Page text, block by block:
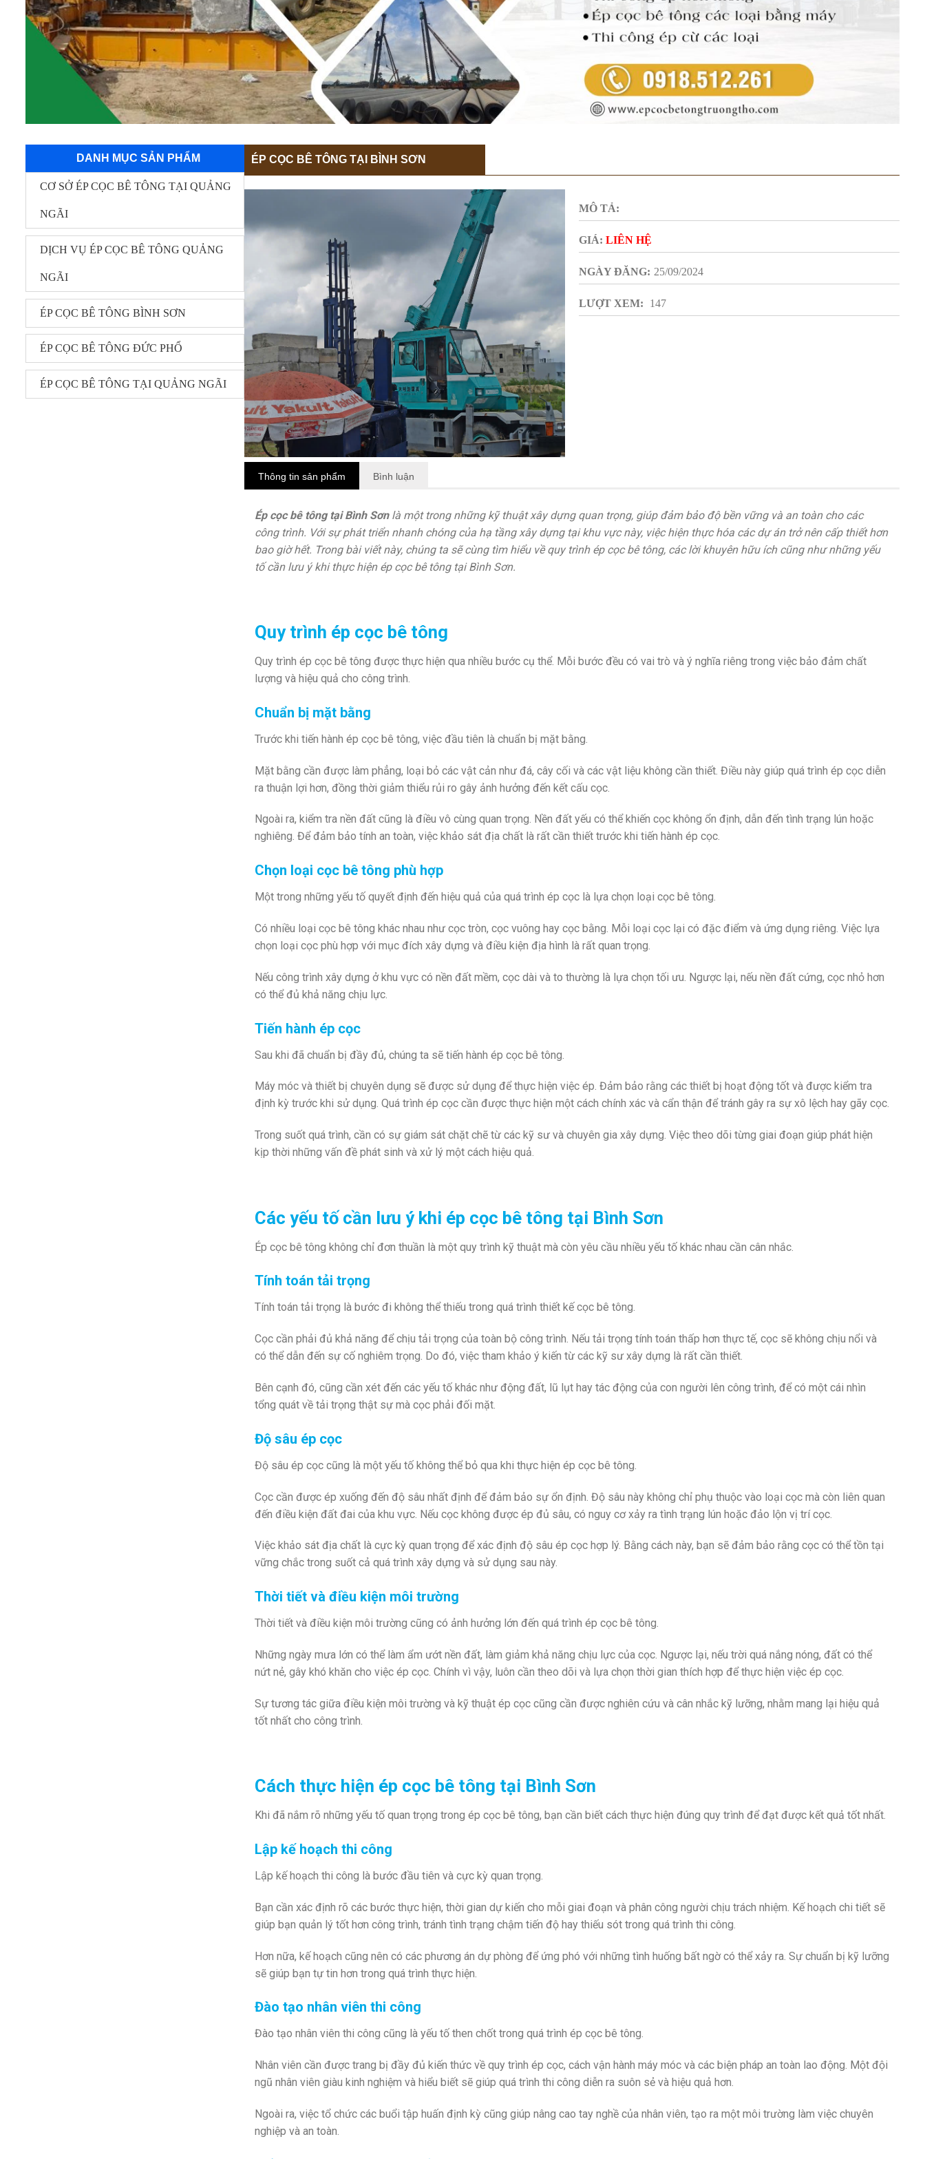
DANH MỤC SẢN PHẨM
CƠ SỞ ÉP CỌC BÊ TÔNG TẠI QUẢNG
NGÃI
DỊCH VỤ ÉP CỌC BÊ TÔNG QUẢNG
NGÃI
ÉP CỌC BÊ TÔNG BÌNH SƠN
ÉP CỌC BÊ TÔNG ĐỨC PHỔ
ÉP CỌC BÊ TÔNG TẠI QUẢNG NGÃI
ÉP CỌC BÊ TÔNG TẠI BÌNH SƠN
MÔ TẢ:
GIÁ: LIÊN HỆ
NGÀY ĐĂNG: 25/09/2024
LƯỢT XEM: 147
Thông tin sản phẩm Bình luận
Ép cọc bê tông tại Bình Sơnlà một trong những kỹ thuật xây dựng quan trọng, giúp đảm bảo độ bền vững và an toàn cho các
công trình. Với sự phát triển nhanh chóng của hạ tầng xây dựng tại khu vực này, việc hiện thực hóa các dự án trở nên cấp thiết hơn
bao giờ hết. Trong bài viết này, chúng ta sẽ cùng tìm hiểu về quy trình ép cọc bê tông, các lời khuyên hữu ích cũng như những yếu
tố cần lưu ý khi thực hiện ép cọc bê tông tại Bình Sơn.
Quy trình ép cọc bê tông
Quy trình ép cọc bê tông được thực hiện qua nhiều bước cụ thể. Mỗi bước đều có vai trò và ý nghĩa riêng trong việc bảo đảm chất
lượng và hiệu quả cho công trình.
Chuẩn bị mặt bằng
Trước khi tiến hành ép cọc bê tông, việc đầu tiên là chuẩn bị mặt bằng.
Mặt bằng cần được làm phẳng, loại bỏ các vật cản như đá, cây cối và các vật liệu không cần thiết. Điều này giúp quá trình ép cọc diễn
ra thuận lợi hơn, đồng thời giảm thiểu rủi ro gây ảnh hưởng đến kết cấu cọc.
Ngoài ra, kiểm tra nền đất cũng là điều vô cùng quan trọng. Nền đất yếu có thể khiến cọc không ổn định, dẫn đến tình trạng lún hoặc
nghiêng. Để đảm bảo tính an toàn, việc khảo sát địa chất là rất cần thiết trước khi tiến hành ép cọc.
Chọn loại cọc bê tông phù hợp
Một trong những yếu tố quyết định đến hiệu quả của quá trình ép cọc là lựa chọn loại cọc bê tông.
Có nhiều loại cọc bê tông khác nhau như cọc tròn, cọc vuông hay cọc bằng. Mỗi loại cọc lại có đặc điểm và ứng dụng riêng. Việc lựa
chọn loại cọc phù hợp với mục đích xây dựng và điều kiện địa hình là rất quan trọng.
Nếu công trình xây dựng ở khu vực có nền đất mềm, cọc dài và to thường là lựa chọn tối ưu. Ngược lại, nếu nền đất cứng, cọc nhỏ hơn
có thể đủ khả năng chịu lực.
Tiến hành ép cọc
Sau khi đã chuẩn bị đầy đủ, chúng ta sẽ tiến hành ép cọc bê tông.
Máy móc và thiết bị chuyên dụng sẽ được sử dụng để thực hiện việc ép. Đảm bảo rằng các thiết bị hoạt động tốt và được kiểm tra
định kỳ trước khi sử dụng. Quá trình ép cọc cần được thực hiện một cách chính xác và cẩn thận để tránh gây ra sự xô lệch hay gãy cọc.
Trong suốt quá trình, cần có sự giám sát chặt chẽ từ các kỹ sư và chuyên gia xây dựng. Việc theo dõi từng giai đoạn giúp phát hiện
kịp thời những vấn đề phát sinh và xử lý một cách hiệu quả.
Các yếu tố cần lưu ý khi ép cọc bê tông tại Bình Sơn
Ép cọc bê tông không chỉ đơn thuần là một quy trình kỹ thuật mà còn yêu cầu nhiều yếu tố khác nhau cần cân nhắc.
Tính toán tải trọng
Tính toán tải trọng là bước đi không thể thiếu trong quá trình thiết kế cọc bê tông.
Cọc cần phải đủ khả năng để chịu tải trọng của toàn bộ công trình. Nếu tải trọng tính toán thấp hơn thực tế, cọc sẽ không chịu nổi và
có thể dẫn đến sự cố nghiêm trọng. Do đó, việc tham khảo ý kiến từ các kỹ sư xây dựng là rất cần thiết.
Bên cạnh đó, cũng cần xét đến các yếu tố khác như động đất, lũ lụt hay tác động của con người lên công trình, để có một cái nhìn
tổng quát về tải trọng thật sự mà cọc phải đối mặt.
Độ sâu ép cọc
Độ sâu ép cọc cũng là một yếu tố không thể bỏ qua khi thực hiện ép cọc bê tông.
Cọc cần được ép xuống đến độ sâu nhất định để đảm bảo sự ổn định. Độ sâu này không chỉ phụ thuộc vào loại cọc mà còn liên quan
đến điều kiện đất đai của khu vực. Nếu cọc không được ép đủ sâu, có nguy cơ xảy ra tình trạng lún hoặc đảo lộn vị trí cọc.
Việc khảo sát địa chất là cực kỳ quan trọng để xác định độ sâu ép cọc hợp lý. Bằng cách này, bạn sẽ đảm bảo rằng cọc có thể tồn tại
vững chắc trong suốt cả quá trình xây dựng và sử dụng sau này.
Thời tiết và điều kiện môi trường
Thời tiết và điều kiện môi trường cũng có ảnh hưởng lớn đến quá trình ép cọc bê tông.
Những ngày mưa lớn có thể làm ẩm ướt nền đất, làm giảm khả năng chịu lực của cọc. Ngược lại, nếu trời quá nắng nóng, đất có thể
nứt nẻ, gây khó khăn cho việc ép cọc. Chính vì vậy, luôn cần theo dõi và lựa chọn thời gian thích hợp để thực hiện việc ép cọc.
Sự tương tác giữa điều kiện môi trường và kỹ thuật ép cọc cũng cần được nghiên cứu và cân nhắc kỹ lưỡng, nhằm mang lại hiệu quả
tốt nhất cho công trình.
Cách thực hiện ép cọc bê tông tại Bình Sơn
Khi đã nắm rõ những yếu tố quan trọng trong ép cọc bê tông, bạn cần biết cách thực hiện đúng quy trình để đạt được kết quả tốt nhất.
Lập kế hoạch thi công
Lập kế hoạch thi công là bước đầu tiên và cực kỳ quan trọng.
Bạn cần xác định rõ các bước thực hiện, thời gian dự kiến cho mỗi giai đoạn và phân công người chịu trách nhiệm. Kế hoạch chi tiết sẽ
giúp bạn quản lý tốt hơn công trình, tránh tình trạng chậm tiến độ hay thiếu sót trong quá trình thi công.
Hơn nữa, kế hoạch cũng nên có các phương án dự phòng để ứng phó với những tình huống bất ngờ có thể xảy ra. Sự chuẩn bị kỹ lưỡng
sẽ giúp bạn tự tin hơn trong quá trình thực hiện.
Đào tạo nhân viên thi công
Đào tạo nhân viên thi công cũng là yếu tố then chốt trong quá trình ép cọc bê tông.
Nhân viên cần được trang bị đầy đủ kiến thức về quy trình ép cọc, cách vận hành máy móc và các biện pháp an toàn lao động. Một đội
ngũ nhân viên giàu kinh nghiệm và hiểu biết sẽ giúp quá trình thi công diễn ra suôn sẻ và hiệu quả hơn.
Ngoài ra, việc tổ chức các buổi tập huấn định kỳ cũng giúp nâng cao tay nghề của nhân viên, tạo ra một môi trường làm việc chuyên
nghiệp và an toàn.